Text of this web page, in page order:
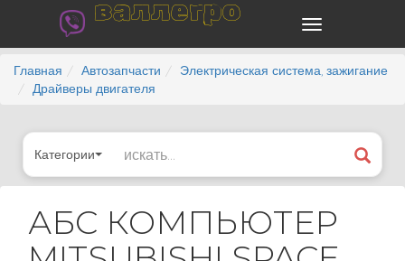
валлегро
Главная Автозапчасти
Электрическая система, зажигание
Драйверы двигателя
Категории
АБС КОМПЬЮТЕР